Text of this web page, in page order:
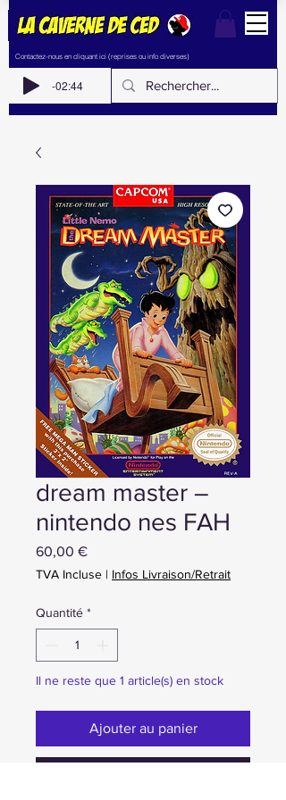
Contactez-nous en cliquant ici (reprises ou info diverses)
-02:44
dream master –
nintendo nes FAH
60,00 €Prix
TVA Incluse | Infos Livraison/Retrait
Quantité *
Il ne reste que 1 article(s) en stock
Ajouter au panier